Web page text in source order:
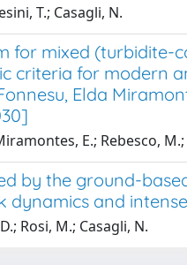
T.; Casagli, N.
for mixed (turbidite-
criteria for modern
Elda
E.; Rebesco, M.;
by the ground-
and
Rosi, M.; Casagli, N.